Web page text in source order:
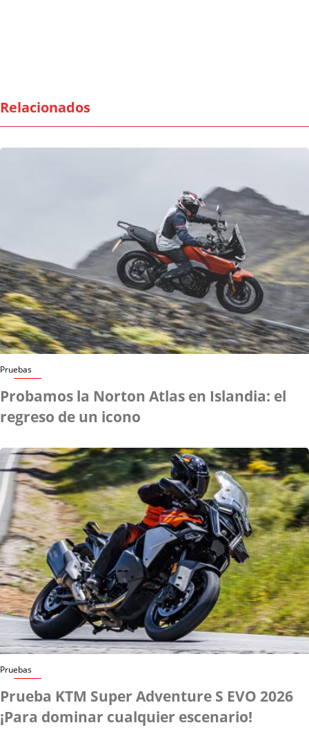
Relacionados
Pruebas
Probamos la Norton Atlas en Islandia: el
regreso de un icono
Pruebas
Prueba KTM Super Adventure S EVO 2026
¡Para dominar cualquier escenario!